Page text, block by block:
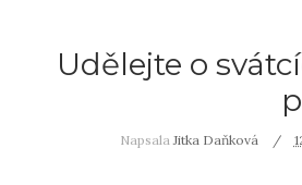
Udělejte o
NapsalaJitka Daňková